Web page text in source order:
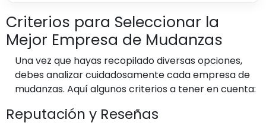
Criterios para Seleccionar la
Mejor Empresa de Mudanzas
Una vez que hayas recopilado diversas opciones,
debes analizar cuidadosamente cada empresa de
mudanzas. Aquí algunos criterios a tener en cuenta:
Reputación y Reseñas